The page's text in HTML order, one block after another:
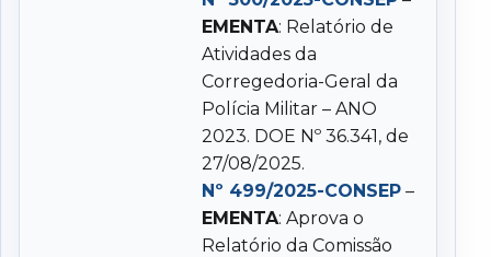
EMENTA: Relatório de
Atividades da
Corregedoria-Geral da
Polícia Militar – ANO
2023. DOE Nº 36.341, de
27/08/2025.
Nº 499/2025-CONSEP –
EMENTA: Aprova o
Relatório da Comissão